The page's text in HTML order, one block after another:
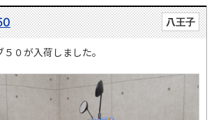
八王子
０が入荷しました。